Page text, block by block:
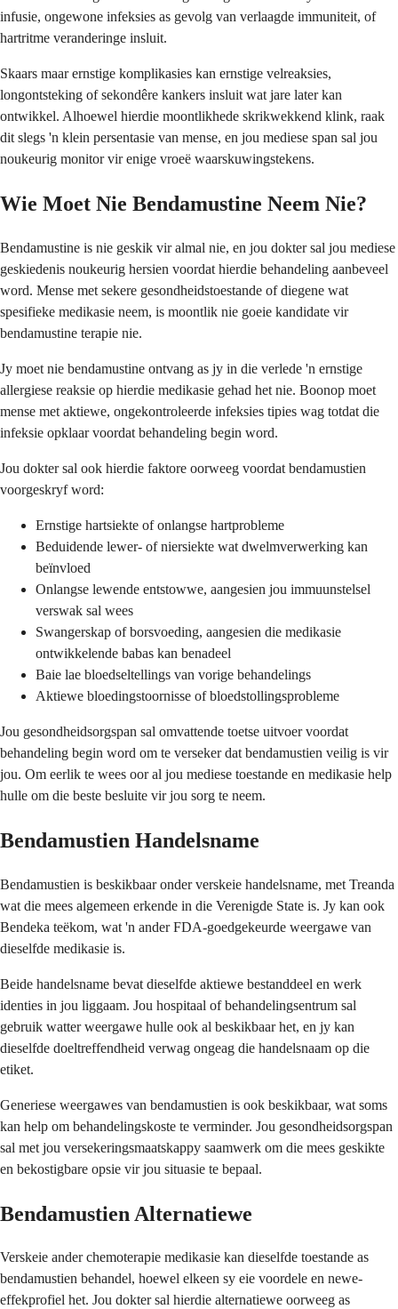
infusie, ongewone infeksies as gevolg van verlaagde immuniteit, of
hartritme veranderinge insluit.
Skaars maar ernstige komplikasies kan ernstige velreaksies,
longontsteking of sekondêre kankers insluit wat jare later kan
ontwikkel. Alhoewel hierdie moontlikhede skrikwekkend klink, raak
dit slegs 'n klein persentasie van mense, en jou mediese span sal jou
noukeurig monitor vir enige vroeë waarskuwingstekens.
Wie Moet Nie Bendamustine Neem Nie?
Bendamustine is nie geskik vir almal nie, en jou dokter sal jou mediese
geskiedenis noukeurig hersien voordat hierdie behandeling aanbeveel
word. Mense met sekere gesondheidstoestande of diegene wat
spesifieke medikasie neem, is moontlik nie goeie kandidate vir
bendamustine terapie nie.
Jy moet nie bendamustine ontvang as jy in die verlede 'n ernstige
allergiese reaksie op hierdie medikasie gehad het nie. Boonop moet
mense met aktiewe, ongekontroleerde infeksies tipies wag totdat die
infeksie opklaar voordat behandeling begin word.
Jou dokter sal ook hierdie faktore oorweeg voordat bendamustien
voorgeskryf word:
Ernstige hartsiekte of onlangse hartprobleme
Beduidende lewer- of niersiekte wat dwelmverwerking kan
beïnvloed
Onlangse lewende entstowwe, aangesien jou immuunstelsel
verswak sal wees
Swangerskap of borsvoeding, aangesien die medikasie
ontwikkelende babas kan benadeel
Baie lae bloedseltellings van vorige behandelings
Aktiewe bloedingstoornisse of bloedstollingsprobleme
Jou gesondheidsorgspan sal omvattende toetse uitvoer voordat
behandeling begin word om te verseker dat bendamustien veilig is vir
jou. Om eerlik te wees oor al jou mediese toestande en medikasie help
hulle om die beste besluite vir jou sorg te neem.
Bendamustien Handelsname
Bendamustien is beskikbaar onder verskeie handelsname, met Treanda
wat die mees algemeen erkende in die Verenigde State is. Jy kan ook
Bendeka teëkom, wat 'n ander FDA-goedgekeurde weergawe van
dieselfde medikasie is.
Beide handelsname bevat dieselfde aktiewe bestanddeel en werk
identies in jou liggaam. Jou hospitaal of behandelingsentrum sal
gebruik watter weergawe hulle ook al beskikbaar het, en jy kan
dieselfde doeltreffendheid verwag ongeag die handelsnaam op die
etiket.
Generiese weergawes van bendamustien is ook beskikbaar, wat soms
kan help om behandelingskoste te verminder. Jou gesondheidsorgspan
sal met jou versekeringsmaatskappy saamwerk om die mees geskikte
en bekostigbare opsie vir jou situasie te bepaal.
Bendamustien Alternatiewe
Verskeie ander chemoterapie medikasie kan dieselfde toestande as
bendamustien behandel, hoewel elkeen sy eie voordele en newe-
effekprofiel het. Jou dokter sal hierdie alternatiewe oorweeg as